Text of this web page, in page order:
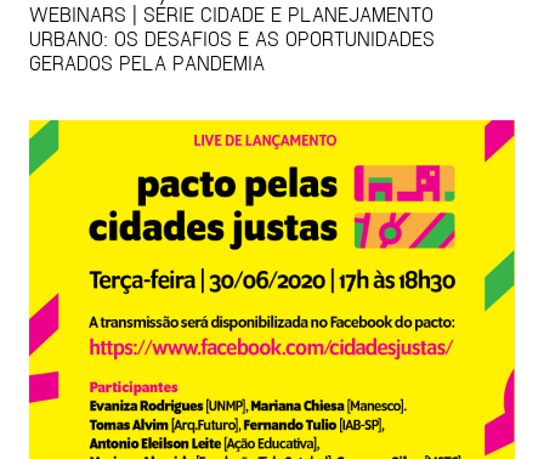
WEBINARS | SÉRIE CIDADE E PLANEJAMENTO
URBANO: OS DESAFIOS E AS OPORTUNIDADES
GERADOS PELA PANDEMIA